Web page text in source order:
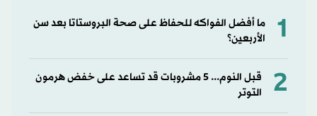
1
ما أفضل الفواكه للحفاظ على صحة البروستاتا بعد سن
الأربعين؟
2
قبل النوم... 5 مشروبات قد تساعد على خفض هرمون
التوتر